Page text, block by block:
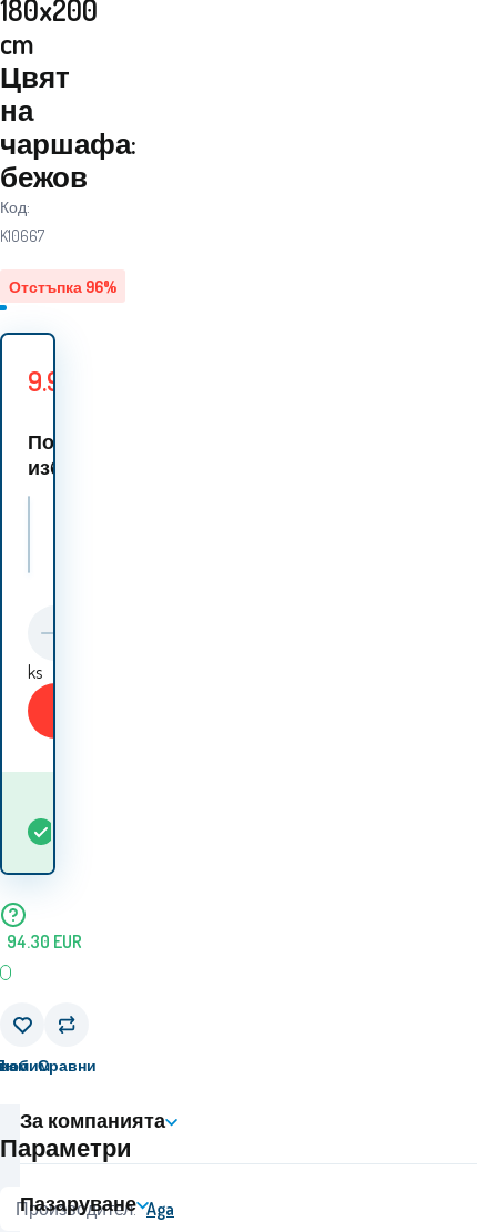
Отстъпка 96%
180x200
cm
Цвят
на
чаршафа:
бежов
Код:
K10667
9.90
По
избор 3 варианти:
ks
94.30 EUR
Сравни
Параметри
Производител: Aga
За компанията
Пазаруване